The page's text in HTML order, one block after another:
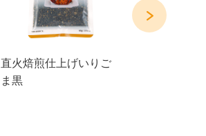
直火焙煎仕上げいりご
ま黒